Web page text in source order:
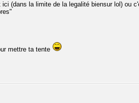
(dans la limite de la legalité biensur lol) ou
mettre ta tente